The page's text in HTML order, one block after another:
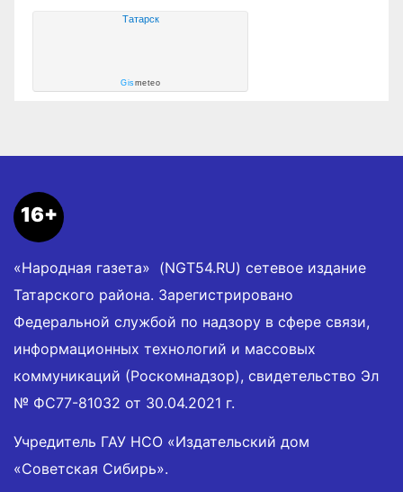
Татарск
Gismeteo
16+
«Народная газета» (NGT54.RU) сетевое издание
Татарского района. Зарегистрировано
Федеральной службой по надзору в сфере связи,
информационных технологий и массовых
коммуникаций (Роскомнадзор), свидетельство Эл
№ ФС77-81032 от 30.04.2021 г.
Учредитель ГАУ НСО «Издательский дом
«Советская Сибирь».